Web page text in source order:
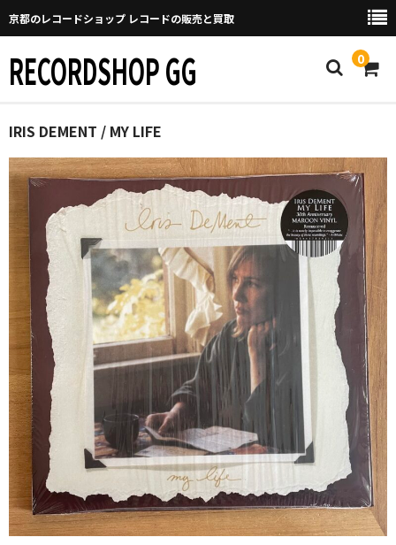
京都のレコードショップ レコードの販売と買取
RECORDSHOP GG 0
Home
マイページ
GGについて
買取について
取り置きなどについて
Categories
New Arrivals
新譜
GG RECORD （当店のレーベル）
全商品
JAZZ-US
BLUE NOTE
IRIS DEMENT / MY LIFE